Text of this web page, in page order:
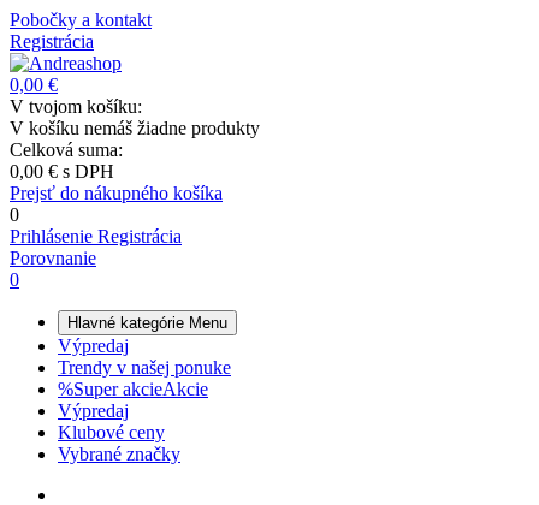
Pobočky a kontakt
Registrácia
0,00 €
V tvojom košíku:
V košíku nemáš žiadne produkty
Celková suma:
0,00 € s DPH
Prejsť do nákupného košíka
0
Prihlásenie Registrácia
Porovnanie
0
Hlavné kategórie Menu
Výpredaj
Trendy v našej ponuke
%Super akcieAkcie
Výpredaj
Klubové ceny
Vybrané značky